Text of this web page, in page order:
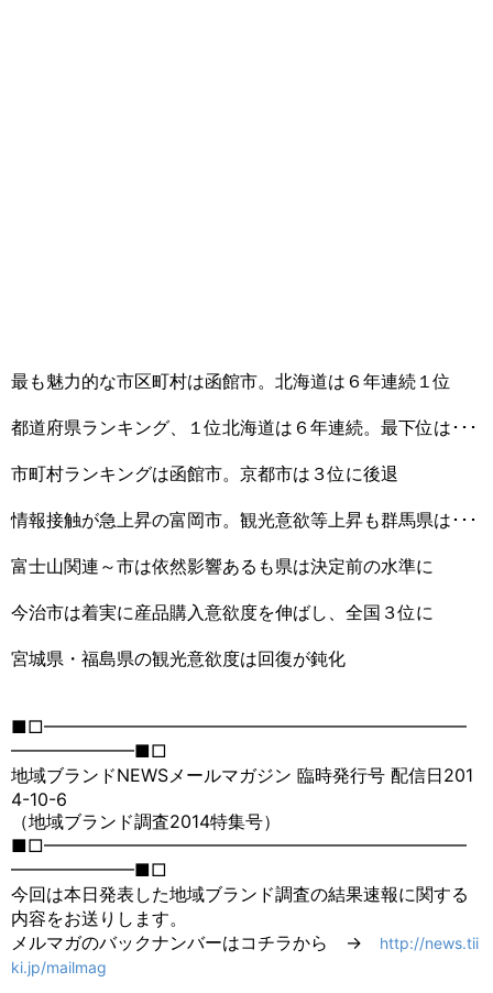
最も魅力的な市区町村は函館市。北海道は６年連続１位
都道府県ランキング、１位北海道は６年連続。最下位は･･･
市町村ランキングは函館市。京都市は３位に後退
情報接触が急上昇の富岡市。観光意欲等上昇も群馬県は･･･
富士山関連～市は依然影響あるも県は決定前の水準に
今治市は着実に産品購入意欲度を伸ばし、全国３位に
宮城県・福島県の観光意欲度は回復が鈍化
■□━━━━━━━━━━━━━━━━━━━━━━━━
━━━━━━━■□
地域ブランドNEWSメールマガジン 臨時発行号 配信日201
4-10-6
（地域ブランド調査2014特集号）
■□━━━━━━━━━━━━━━━━━━━━━━━━
━━━━━━━■□
今回は本日発表した地域ブランド調査の結果速報に関する
内容をお送りします。
メルマガのバックナンバーはコチラから →
http://news.tii
ki.jp/mailmag